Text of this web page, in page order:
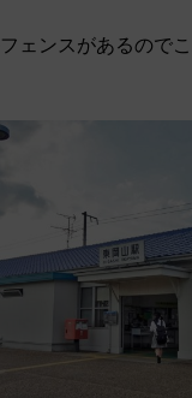
ェンスがあるので